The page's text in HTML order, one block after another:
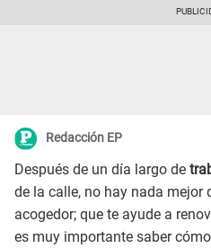
Redacción EP
Después de un día largo de
de la calle, no hay nada mejor
acogedor; que te ayude a
es muy importante saber